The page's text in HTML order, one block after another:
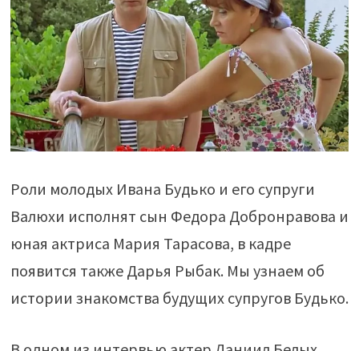
Роли молодых Ивана Будько и его супруги
Валюхи исполнят сын Федора Добронравова и
юная актриса Мария Тарасова, в кадре
появится также Дарья Рыбак. Мы узнаем об
истории знакомства будущих супругов Будько.